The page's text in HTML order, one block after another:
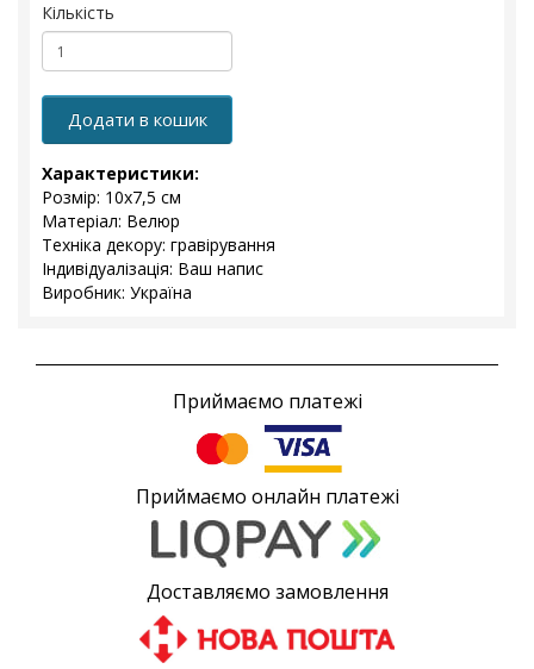
Кількість
Додати в кошик
Характеристики:
Розмір: 10x7,5 см
Матеріал: Велюр
Техніка декору: гравірування
Індивідуалізація: Ваш напис
Виробник: Україна
Приймаємо платежі
Приймаємо онлайн платежі
Доставляємо замовлення